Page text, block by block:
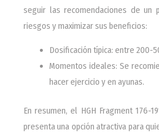
seguir las recomendaciones de un
riesgos y maximizar sus beneficios:
Dosificación típica: entre 200-
Momentos ideales: Se
hacer ejercicio y en ayunas.
En resumen, el HGH Fragment 176-
presenta una opción atractiva para